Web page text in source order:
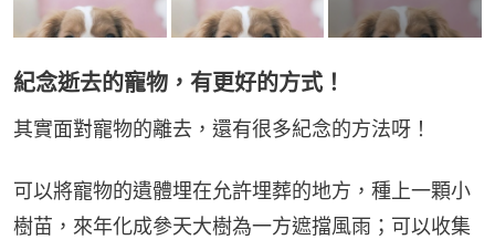
紀念逝去的寵物，有更好的方式！
其實面對寵物的離去，還有很多紀念的方法呀！
可以將寵物的遺體埋在允許埋葬的地方，種上一顆小
樹苗，來年化成參天大樹為一方遮擋風雨；可以收集